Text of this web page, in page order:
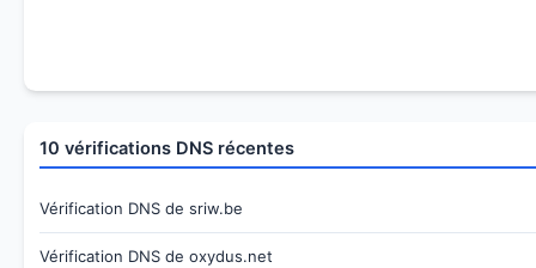
10 vérifications DNS récentes
Vérification DNS de sriw.be
Vérification DNS de oxydus.net